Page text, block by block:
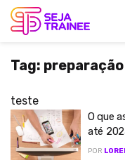
Tag: preparação
teste
O que
até
POR